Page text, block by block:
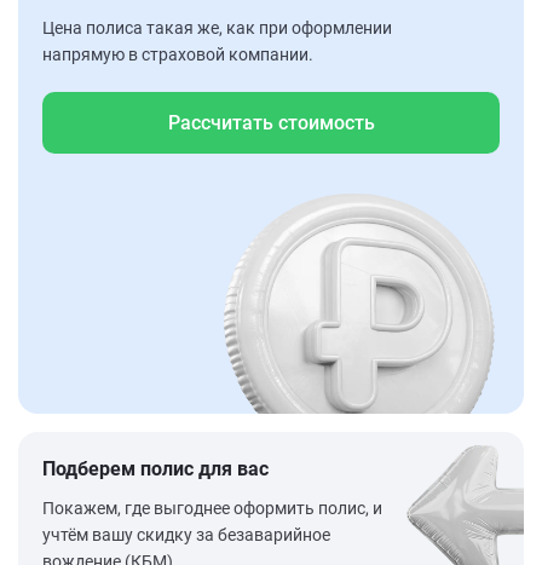
Цена полиса такая же, как при оформлении
напрямую в страховой компании.
Рассчитать стоимость
Подберем полис для вас
Покажем, где выгоднее оформить полис, и
учтём вашу скидку за безаварийное